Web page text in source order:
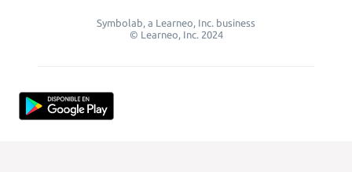
Symbolab, a Learneo, Inc. business
© Learneo, Inc. 2024